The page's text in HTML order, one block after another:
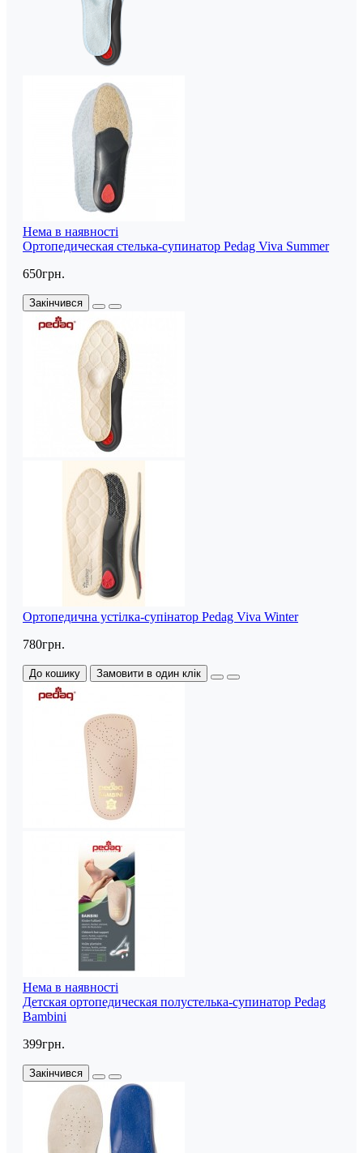
Нема в наявності
Ортопедическая стелька-супинатор Pedag Viva Summer
650грн.
Закінчився
Ортопедична устілка-супінатор Pedag Viva Winter
780грн.
До кошику Замовити в один клік
Нема в наявності
Детская ортопедическая полустелька-супинатор Pedag
Bambini
399грн.
Закінчився